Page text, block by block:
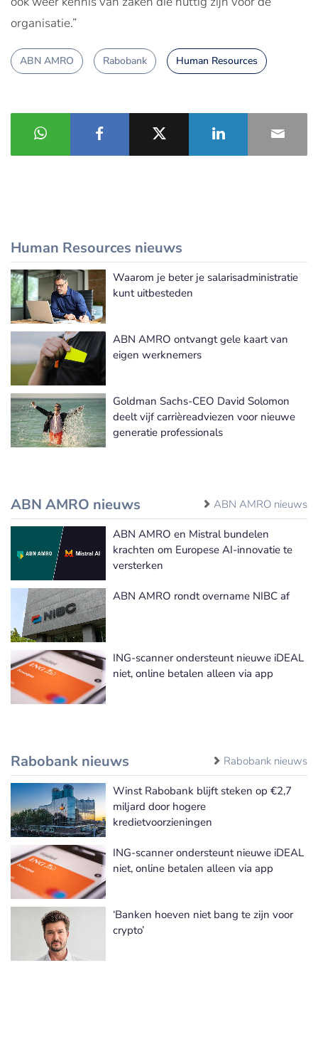
organisatie.”
ABN AMRO Rabobank Human Resources
Human Resources nieuws
Meer Human Resources nieuws
Waarom je beter je salarisadministratie
kunt uitbesteden
ABN AMRO ontvangt gele kaart van
eigen werknemers
Goldman Sachs-CEO David Solomon
deelt vijf carrièreadviezen voor nieuwe
generatie professionals
ABN AMRO nieuws ABN AMRO nieuws
ABN AMRO en Mistral bundelen
krachten om Europese AI-innovatie te
versterken
ABN AMRO rondt overname NIBC af
ING-scanner ondersteunt nieuwe iDEAL
niet, online betalen alleen via app
Rabobank nieuws Rabobank nieuws
Winst Rabobank blijft steken op €2,7
miljard door hogere
kredietvoorzieningen
ING-scanner ondersteunt nieuwe iDEAL
niet, online betalen alleen via app
‘Banken hoeven niet bang te zijn voor
crypto’